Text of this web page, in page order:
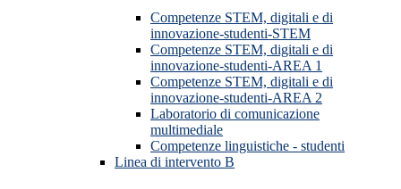
Competenze STEM, digitali e di
innovazione-studenti-STEM
Competenze STEM, digitali e di
innovazione-studenti-AREA 1
Competenze STEM, digitali e di
innovazione-studenti-AREA 2
Laboratorio di comunicazione
multimediale
Competenze linguistiche - studenti
Linea di intervento B